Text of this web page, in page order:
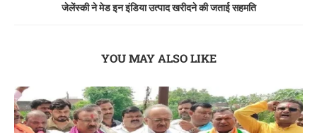
जेलेंस्की ने मेड इन इंडिया उत्पाद खरीदने की जताई सहमति
YOU MAY ALSO LIKE